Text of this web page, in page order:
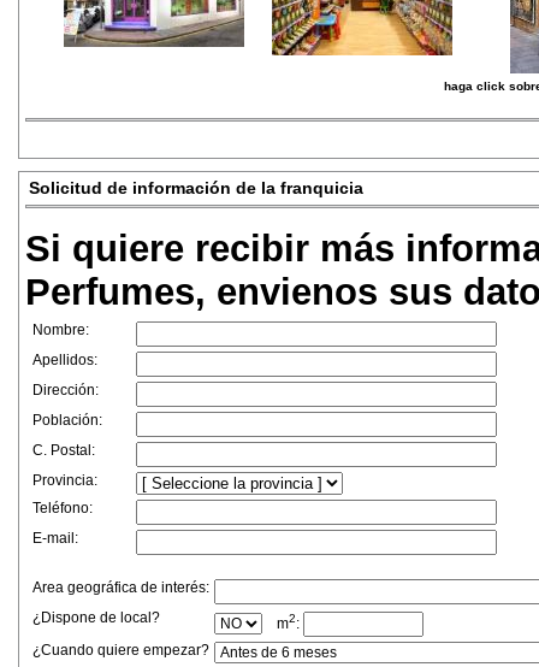
haga click
Solicitud de información de la franquicia
Si quiere recibir más
Perfumes, envienos sus
Nombre:
Apellidos:
Dirección:
Población:
C. Postal:
Provincia:
Teléfono:
E-mail:
Area geográfica de interés:
¿Dispone de local?
m2:
¿Cuando quiere empezar?